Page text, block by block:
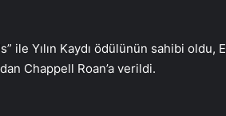
ile Yılın Kaydı ödülünün sahibi oldu,
Chappell Roan’a verildi.